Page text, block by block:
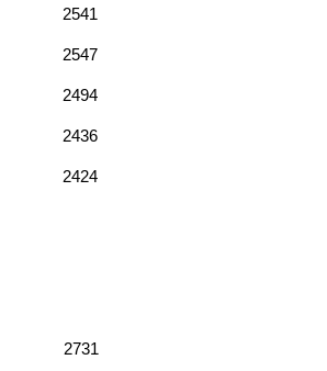
2541
2547
2494
2436
2424
2731